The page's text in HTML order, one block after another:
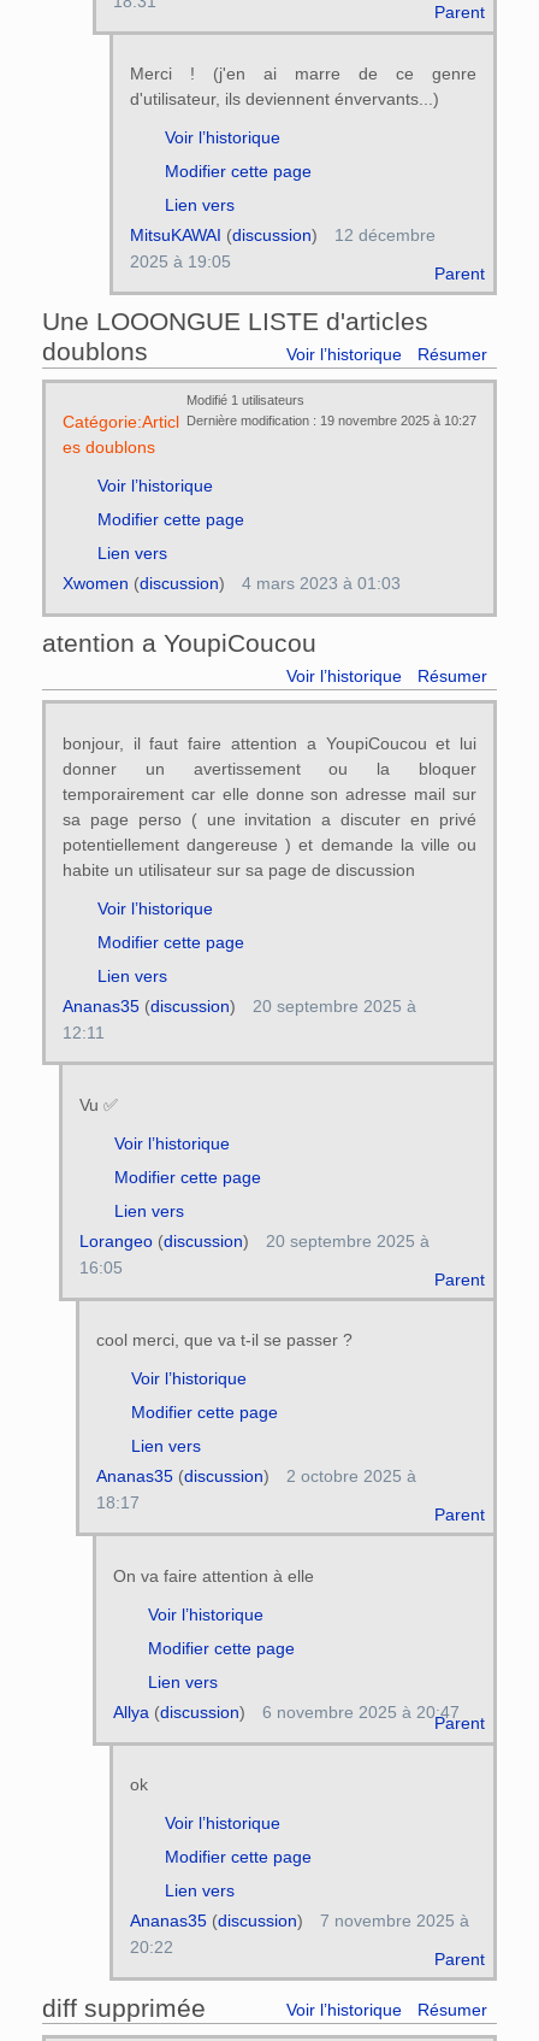
Parent
Merci ! (j'en ai marre de ce genre
d'utilisateur, ils deviennent énvervants...)
Parent
Voir l’historique
Modifier cette page
Lien vers
MitsuKAWAI (discussion)
12 décembre
2025 à 19:05
Une LOOONGUE LISTE d'articles
doublons
Voir l’historique Résumer
Modifié 1 utilisateurs
Dernière modification : 19 novembre 2025 à 10:27
Catégorie:Articl
es doublons
Voir l’historique
Modifier cette page
Lien vers
Xwomen (discussion) 4 mars 2023 à 01:03
atention a YoupiCoucou
Voir l’historique Résumer
bonjour, il faut faire attention a YoupiCoucou et lui
donner un avertissement ou la bloquer
temporairement car elle donne son adresse mail sur
sa page perso ( une invitation a discuter en privé
potentiellement dangereuse ) et demande la ville ou
habite un utilisateur sur sa page de discussion
Voir l’historique
Modifier cette page
Lien vers
Ananas35(discussion)
20 septembre 2025 à
12:11
Vu ✅️
Parent
Voir l’historique
Modifier cette page
Lien vers
Lorangeo(discussion)
20 septembre 2025 à
16:05
cool merci, que va t-il se passer ?
Parent
Voir l’historique
Modifier cette page
Lien vers
Ananas35(discussion)
2 octobre 2025 à
18:17
On va faire attention à elle
Parent
Voir l’historique
Modifier cette page
Lien vers
Allya (discussion) 6 novembre 2025 à 20:47
ok
Parent
Voir l’historique
Modifier cette page
Lien vers
Ananas35(discussion)
7 novembre 2025 à
20:22
diff supprimée Voir l’historique Résumer